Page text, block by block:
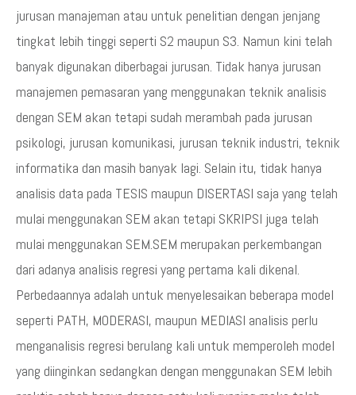
jurusan manajeman atau untuk penelitian dengan jenjang
tingkat lebih tinggi seperti S2 maupun S3. Namun kini telah
banyak digunakan diberbagai jurusan. Tidak hanya jurusan
manajemen pemasaran yang menggunakan teknik analisis
dengan SEM akan tetapi sudah merambah pada jurusan
psikologi, jurusan komunikasi, jurusan teknik industri, teknik
informatika dan masih banyak lagi. Selain itu, tidak hanya
analisis data pada TESIS maupun DISERTASI saja yang telah
mulai menggunakan SEM akan tetapi SKRIPSI juga telah
mulai menggunakan SEM.SEM merupakan perkembangan
dari adanya analisis regresi yang pertama kali dikenal.
Perbedaannya adalah untuk menyelesaikan beberapa model
seperti PATH, MODERASI, maupun MEDIASI analisis perlu
menganalisis regresi berulang kali untuk memperoleh model
yang diinginkan sedangkan dengan menggunakan SEM lebih